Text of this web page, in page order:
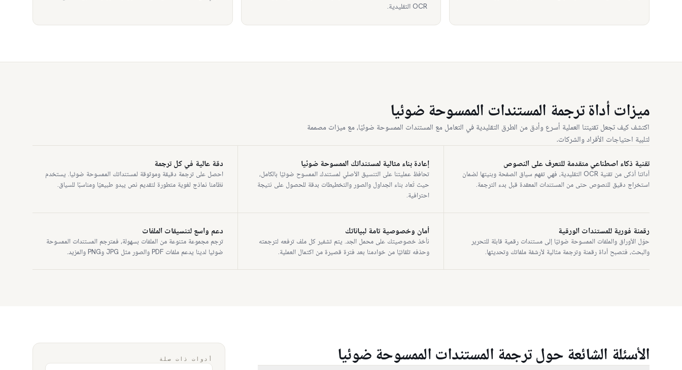
OCR التقليدية.
ميزات أداة ترجمة المستندات الممسوحة ضوئيا
اكتشف كيف تجعل تقنيتنا العملية أسرع وأدق من الطرق التقليدية في التعامل مع المستندات الممسوحة ضوئيًا، مع ميزات مصممة
لتلبية احتياجات الأفراد والشركات.
تقنية ذكاء اصطناعي متقدمة للتعرف على النصوص
أداتنا أذكى من تقنية OCR التقليدية، فهي تفهم سياق الصفحة وبنيتها لضمان
استخراج دقيق للنصوص حتى من المستندات المعقدة قبل بدء الترجمة.
إعادة بناء مثالية لمستنداتك الممسوحة ضوئيا
تحافظ عمليتنا على التنسيق الأصلي لمستندك الممسوح ضوئيًا بالكامل،
حيث تُعاد بناء الجداول والصور والتخطيطات بدقة للحصول على نتيجة
احترافية.
دقة عالية في كل ترجمة
احصل على ترجمة دقيقة وموثوقة لمستنداتك الممسوحة ضوئيا. يستخدم
نظامنا نماذج لغوية متطورة لتقديم نص يبدو طبيعيًا ومناسبًا للسياق.
رقمنة فورية للمستندات الورقية
حوّل الأوراق والملفات الممسوحة ضوئيًا إلى مستندات رقمية قابلة للتحرير
والبحث، فتصبح أداة رقمنة وترجمة مثالية لأرشفة ملفاتك وتحديثها.
أمان وخصوصية تامة لبياناتك
نأخذ خصوصيتك على محمل الجد. يتم تشفير كل ملف ترفعه لترجمته
وحذفه تلقائيًا من خوادمنا بعد فترة قصيرة من اكتمال العملية.
دعم واسع لتنسيقات الملفات
ترجم مجموعة متنوعة من الملفات بسهولة، فمترجم المستندات الممسوحة
ضوئيا لدينا يدعم ملفات PDF والصور مثل JPG وPNG والمزيد.
الأسئلة الشائعة حول ترجمة المستندات الممسوحة ضوئيا أدوات ذات صلة